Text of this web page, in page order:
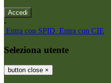
-
Entra con SPID Entra con CIE
Seleziona utente
button close ×